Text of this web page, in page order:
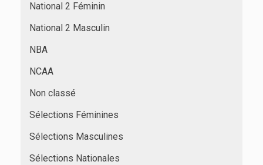
National 2 Féminin
National 2 Masculin
NBA
NCAA
Non classé
Sélections Féminines
Sélections Masculines
Sélections Nationales